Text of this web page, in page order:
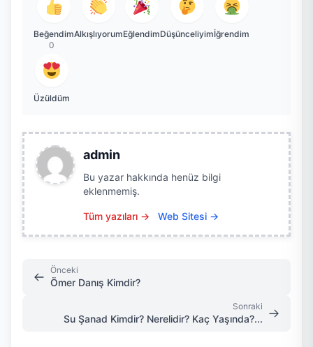
BeğendimAlkışlıyorumEğlendimDüşünceliyimİğrendim
0
Üzüldüm
admin
Bu yazar hakkında henüz bilgi
eklenmemiş.
Tüm yazıları → Web Sitesi →
Önceki
Ömer Danış Kimdir?
Sonraki
Su Şanad Kimdir? Nerelidir? Kaç Yaşında?...